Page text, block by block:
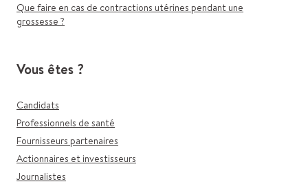
Que faire en cas de contractions utérines pendant une
grossesse ?
Vous êtes ?
Candidats
Professionnels de santé
Fournisseurs partenaires
Actionnaires et investisseurs
Journalistes